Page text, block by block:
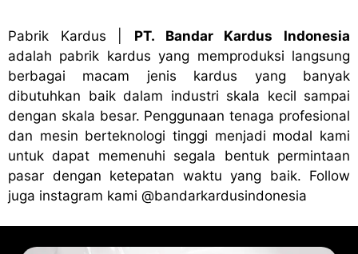
Pabrik Kardus
PT. Bandar Kardus Indonesia
adalah pabrik kardus yang memproduksi langsung
berbagai macam jenis kardus yang banyak
dibutuhkan baik dalam industri skala kecil sampai
dengan skala besar. Penggunaan tenaga profesional
dan mesin berteknologi tinggi menjadi modal kami
untuk dapat memenuhi segala bentuk permintaan
pasar dengan ketepatan waktu yang baik. Follow
juga instagram kami @bandarkardusindonesia